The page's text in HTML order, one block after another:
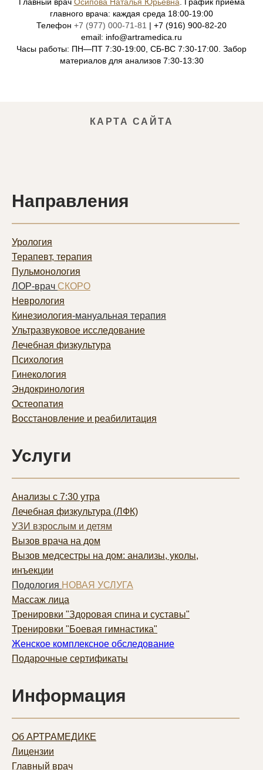
главного врача: каждая среда 18:00-19:00
Телефон +7 (977) 000-71-81 | +7 (916) 900-82-20
email: info@artramedica.ru
Часы работы: ПН—ПТ 7:30-19:00, СБ-ВС 7:30-17:00. Забор
материалов для анализов 7:30-13:30
КАРТА САЙТА
Направления
Урология
Терапевт, терапия
Пульмонология
ЛОР-врач СКОРО
Неврология
Кинезиология-мануальная терапия
Ультразвуковое исследование
Лечебная физкультура
Психология
Гинекология
Эндокринология
Остеопатия
Восстановление и реабилитация
Услуги
Анализы с 7:30 утра
Лечебная физкультура (ЛФК)
УЗИ взрослым и детям
Вызов врача на дом
Вызов медсестры на дом: анализы, уколы,
инъекции
Подология НОВАЯ УСЛУГА
Массаж лица
Тренировки "Здоровая спина и суставы"
Тренировки "Боевая гимнастика"
Женское комплексное обследование
Подарочные сертификаты
Информация
Об АРТРАМЕДИКЕ
Лицензии
Главный врач